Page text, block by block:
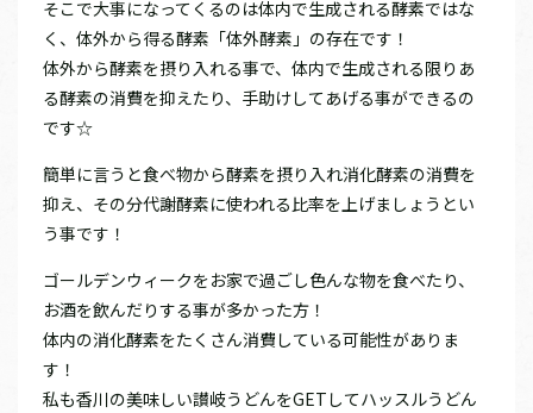
そこで大事になってくるのは体内で生成される酵素ではな
く、体外から得る酵素「体外酵素」の存在です！
体外から酵素を摂り入れる事で、体内で生成される限りあ
る酵素の消費を抑えたり、手助けしてあげる事ができるの
です☆
簡単に言うと食べ物から酵素を摂り入れ消化酵素の消費を
抑え、その分代謝酵素に使われる比率を上げましょうとい
う事です！
ゴールデンウィークをお家で過ごし色んな物を食べたり、
お酒を飲んだりする事が多かった方！
体内の消化酵素をたくさん消費している可能性がありま
す！
私も香川の美味しい讃岐うどんをGETしてハッスルうどん